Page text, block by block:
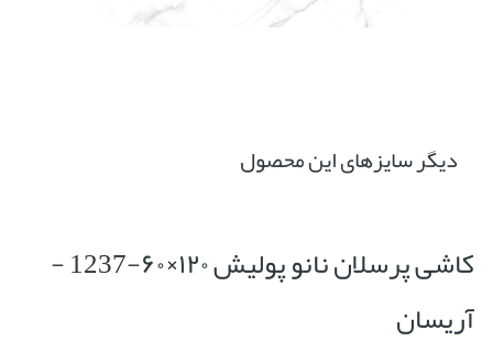
کاشی پرسلان نانو پولیش ۱۲۰×۶۰-1237 -
آریسان
دیگر سایزهای این محصول